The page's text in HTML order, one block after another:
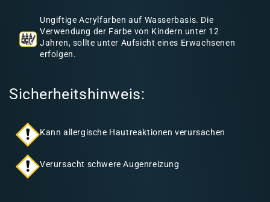
Ungiftige Acrylfarben auf Wasserbasis. Die
Verwendung der Farbe von Kindern unter 12
Jahren, sollte unter Aufsicht eines Erwachsenen
erfolgen.
Sicherheitshinweis:
Kann allergische Hautreaktionen verursachen
Verursacht schwere Augenreizung